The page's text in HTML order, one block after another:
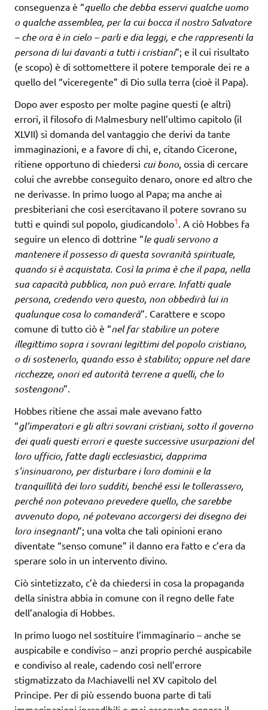
conseguenza è “quello che debba esservi qualche uomo
o qualche assemblea, per la cui bocca il nostro Salvatore
– che ora è in cielo – parli e dia leggi, e che rappresenti la
persona di lui davanti a tutti i cristiani”; e il cui risultato
(e scopo) è di sottomettere il potere temporale dei re a
quello del “viceregente” di Dio sulla terra (cioè il Papa).
Dopo aver esposto per molte pagine questi (e altri)
errori, il filosofo di Malmesbury nell’ultimo capitolo (il
XLVII) si domanda del vantaggio che derivi da tante
immaginazioni, e a favore di chi, e, citando Cicerone,
ritiene opportuno di chiedersi cui bono, ossia di cercare
colui che avrebbe conseguito denaro, onore ed altro che
ne derivasse. In primo luogo al Papa; ma anche ai
presbiteriani che così esercitavano il potere sovrano su
tutti e quindi sul popolo, giudicandolo1. A ciò Hobbes fa
seguire un elenco di dottrine “le quali servono a
mantenere il possesso di questa sovranità spirituale,
quando si è acquistata. Così la prima è che il papa, nella
sua capacità pubblica, non può errare. Infatti quale
persona, credendo vero questo, non obbedirà lui in
qualunque cosa lo comanderà”. Carattere e scopo
comune di tutto ciò è “nel far stabilire un potere
illegittimo sopra i sovrani legittimi del popolo cristiano,
o di sostenerlo, quando esso è stabilito; oppure nel dare
ricchezze, onori ed autorità terrene a quelli, che lo
sostengono”.
Hobbes ritiene che assai male avevano fatto
“gl’imperatori e gli altri sovrani cristiani, sotto il governo
dei quali questi errori e queste successive usurpazioni del
loro ufficio, fatte dagli ecclesiastici, dapprima
s’insinuarono, per disturbare i loro dominii e la
tranquillità dei loro sudditi, benché essi le tollerassero,
perché non potevano prevedere quello, che sarebbe
avvenuto dopo, né potevano accorgersi dei disegno dei
loro insegnanti”; una volta che tali opinioni erano
diventate “senso comune” il danno era fatto e c’era da
sperare solo in un intervento divino.
Ciò sintetizzato, c’è da chiedersi in cosa la propaganda
della sinistra abbia in comune con il regno delle fate
dell’analogia di Hobbes.
In primo luogo nel sostituire l’immaginario – anche se
auspicabile e condiviso – anzi proprio perché auspicabile
e condiviso al reale, cadendo così nell’errore
stigmatizzato da Machiavelli nel XV capitolo del
Principe. Per di più essendo buona parte di tali